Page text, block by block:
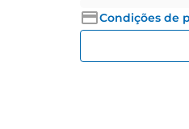
Condições de